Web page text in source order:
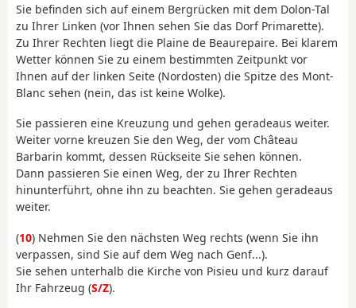
Sie befinden sich auf einem Bergrücken mit dem Dolon-Tal
zu Ihrer Linken (vor Ihnen sehen Sie das Dorf Primarette).
Zu Ihrer Rechten liegt die Plaine de Beaurepaire. Bei klarem
Wetter können Sie zu einem bestimmten Zeitpunkt vor
Ihnen auf der linken Seite (Nordosten) die Spitze des Mont-
Blanc sehen (nein, das ist keine Wolke).
Sie passieren eine Kreuzung und gehen geradeaus weiter.
Weiter vorne kreuzen Sie den Weg, der vom Château
Barbarin kommt, dessen Rückseite Sie sehen können.
Dann passieren Sie einen Weg, der zu Ihrer Rechten
hinunterführt, ohne ihn zu beachten. Sie gehen geradeaus
weiter.
(10) Nehmen Sie den nächsten Weg rechts (wenn Sie ihn
verpassen, sind Sie auf dem Weg nach Genf...).
Sie sehen unterhalb die Kirche von Pisieu und kurz darauf
Ihr Fahrzeug (S/Z).